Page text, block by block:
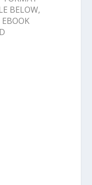
BELOW,
EBOOK